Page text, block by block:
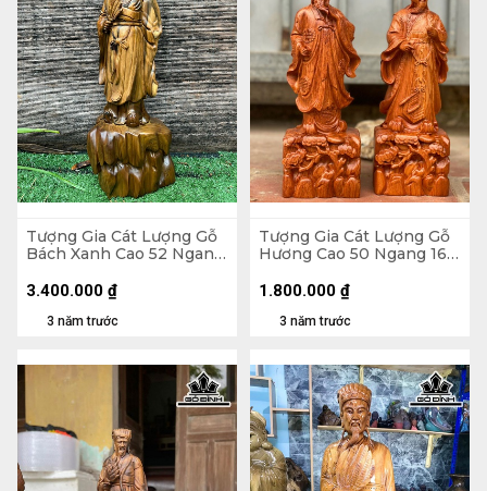
Tượng Gia Cát Lượng Gỗ
Bách Xanh Cao 52 Ngang
3 năm trước
3.400.000 ₫
Tượng Gia Cát Lượng Gỗ
Hương Cao 50 Ngang 16
3 năm trước
1.800.000 ₫